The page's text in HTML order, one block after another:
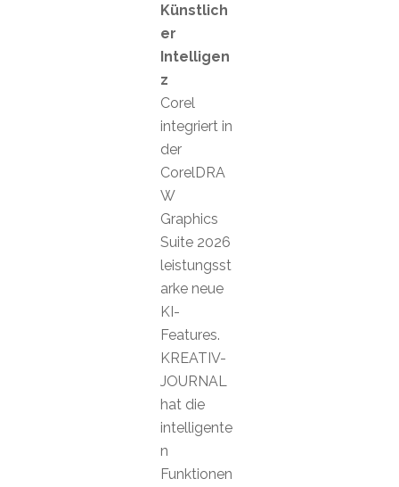
Künstlich
er
Intelligen
z
Corel
integriert in
der
CorelDRA
W
Graphics
Suite 2026
leistungsst
arke neue
KI-
Features.
KREATIV-
JOURNAL
hat die
intelligente
n
Funktionen